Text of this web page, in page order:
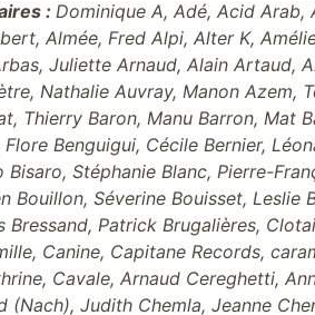
: Dominique A, Adé, Acid Arab,
Almée, Fred Alpi, Alter K,
Juliette Arnaud, Alain Artaud,
Nathalie Auvray, Manon Azem,
Thierry Baron, Manu Barron, Mat
Benguigui, Cécile Bernier,
Bisaro, Stéphanie Blanc, Pierre-
Bouillon, Séverine Bouisset,
Bressand, Patrick Brugalières,
Canine, Capitane Records,
Cavale, Arnaud Cereghetti,
(Nach), Judith Chemla, Jeanne